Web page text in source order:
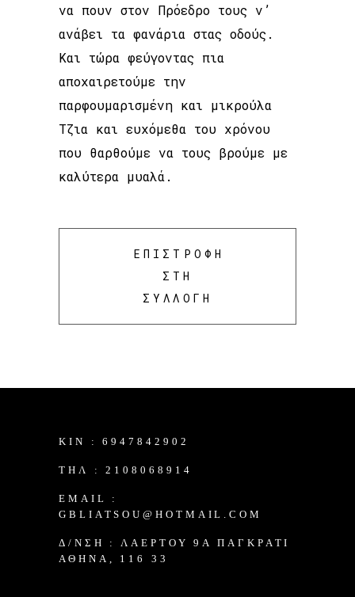
να πουν στον Πρόεδρο τους ν’
ανάβει τα φανάρια στας οδούς.
Και τώρα φεύγοντας πια
αποχαιρετούμε την
παρφουμαρισμένη και μικρούλα
Τζια και ευχόμεθα του χρόνου
που θαρθούμε να τους βρούμε με
καλύτερα μυαλά.
ΕΠΙΣΤΡΟΦΗ
ΣΤΗ
ΣΥΛΛΟΓΗ
KIN :6947842902
TΗΛ :2108068914
EMAIL :
GBLIATSOU@HOTMAIL.COM
Δ/ΝΣΗ : ΛΑΈΡΤΟΥ 9Α ΠΑΓΚΡΆΤΙ
ΑΘΉΝΑ, 116 33